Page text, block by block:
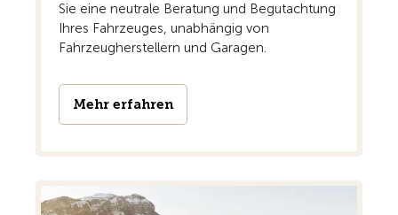
Sie eine neutrale Beratung und Begutachtung
Ihres Fahrzeuges, unabhängig von
Fahrzeugherstellern und Garagen.
Mehr erfahren